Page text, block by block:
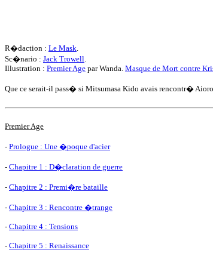
R�daction : Le Mask.
Sc�nario : Jack Trowell.
Illustration : Premier Age par Wanda. Masque de Mort contre
Que ce serait-il pass� si Mitsumasa Kido avais rencontr�
Premier Age
- Prologue : Une �poque d'acier
- Chapitre 1 : D�claration de guerre
- Chapitre 2 : Premi�re bataille
- Chapitre 3 : Rencontre �trange
- Chapitre 4 : Tensions
- Chapitre 5 : Renaissance